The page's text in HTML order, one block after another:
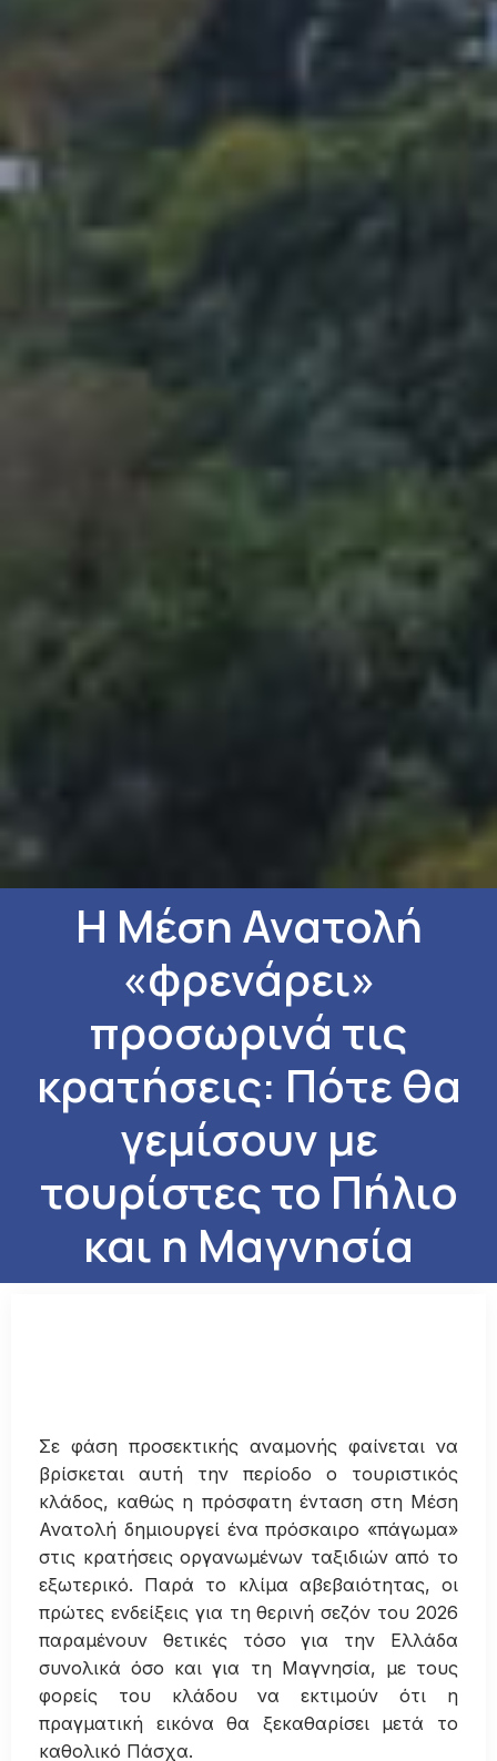
Η Μέση Ανατολή
«φρενάρει»
προσωρινά τις
κρατήσεις: Πότε θα
γεμίσουν με
τουρίστες το Πήλιο
και η Μαγνησία
Σε φάση προσεκτικής αναμονής φαίνεται να
βρίσκεται αυτή την περίοδο ο τουριστικός
κλάδος, καθώς η πρόσφατη ένταση στη Μέση
Ανατολή δημιουργεί ένα πρόσκαιρο «πάγωμα»
στις κρατήσεις οργανωμένων ταξιδιών από το
εξωτερικό. Παρά το κλίμα αβεβαιότητας, οι
πρώτες ενδείξεις για τη θερινή σεζόν του 2026
παραμένουν θετικές τόσο για την Ελλάδα
συνολικά όσο και για τη Μαγνησία, με τους
φορείς του κλάδου να εκτιμούν ότι η
πραγματική εικόνα θα ξεκαθαρίσει μετά το
καθολικό Πάσχα.